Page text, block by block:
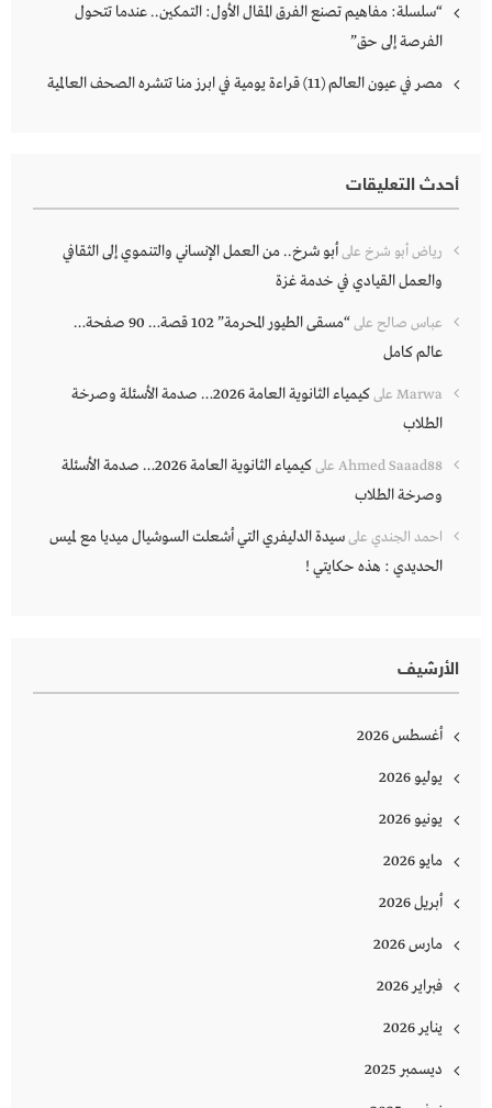
“سلسلة: مفاهيم تصنع الفرق المقال الأول: التمكين.. عندما تتحول
الفرصة إلى حق”
مصر في عيون العالم (11) قراءة يومية في ابرز منا تتشره الصحف العالمية
أحدث التعليقات
رياض أبو شرخ علىأبو شرخ.. من العمل الإنساني والتنموي إلى الثقافي
والعمل القيادي في خدمة غزة
عباس صالح على
“مسقى الطيور المحرمة” 102 قصة… 90 صفحة…
عالم كامل
Marwa على
كيمياء الثانوية العامة 2026… صدمة الأسئلة وصرخة
الطلاب
Ahmed Saaad88 على
كيمياء الثانوية العامة 2026… صدمة الأسئلة
وصرخة الطلاب
احمد الجندي علىسيدة الدليفري التي أشعلت السوشيال ميديا مع لميس
الحديدي : هذه حكايتي !
الأرشيف
أغسطس 2026
يوليو 2026
يونيو 2026
مايو 2026
أبريل 2026
مارس 2026
فبراير 2026
يناير 2026
ديسمبر 2025